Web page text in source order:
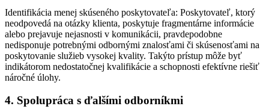
Identifikácia menej skúseného poskytovateľa: Poskytovateľ, ktorý
neodpovedá na otázky klienta, poskytuje fragmentárne informácie
alebo prejavuje nejasnosti v komunikácii, pravdepodobne
nedisponuje potrebnými odbornými znalosťami či skúsenosťami na
poskytovanie služieb vysokej kvality. Takýto prístup môže byť
indikátorom nedostatočnej kvalifikácie a schopnosti efektívne riešiť
náročné úlohy.
4. Spolupráca s ďalšími odborníkmi